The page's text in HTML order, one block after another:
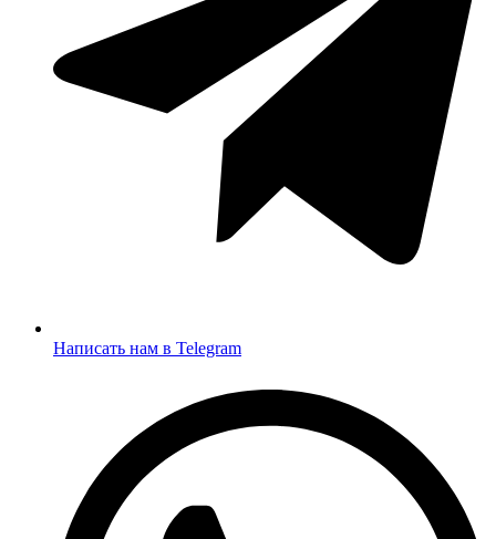
Написать нам в Telegram